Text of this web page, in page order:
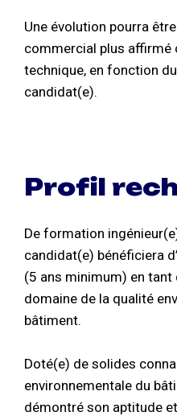
Une évolution pourra
commercial plus affirmé
technique, en fonction
candidat(e).
Profil
De formation
candidat(e) bénéficiera
(5 ans minimum) en
domaine de la qualité
bâtiment.
Doté(e) de solides
environnementale du
démontré son aptitude